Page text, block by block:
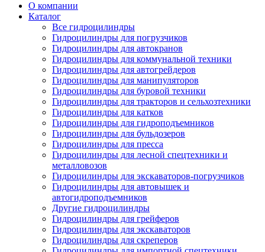
О компании
Каталог
Все гидроцилиндры
Гидроцилиндры для погрузчиков
Гидроцилиндры для автокранов
Гидроцилиндры для коммунальной техники
Гидроцилиндры для автогрейдеров
Гидроцилиндры для манипуляторов
Гидроцилиндры для буровой техники
Гидроцилиндры для тракторов и сельхозтехники
Гидроцилиндры для катков
Гидроцилиндры для гидроподъемников
Гидроцилиндры для бульдозеров
Гидроцилиндры для пресса
Гидроцилиндры для лесной спецтехники и
металловозов
Гидроцилиндры для экскаваторов-погрузчиков
Гидроцилиндры для автовышек и
автогидроподъемников
Другие гидроцилиндры
Гидроцилиндры для грейферов
Гидроцилиндры для экскаваторов
Гидроцилиндры для скреперов